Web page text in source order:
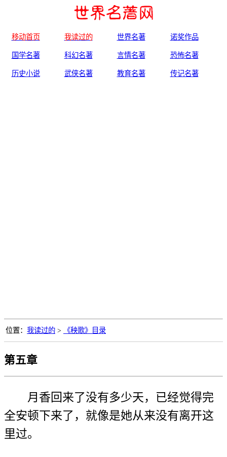
移动首页 我读过的 世界名著 诺奖作品
国学名著 科幻名著 言情名著 恐怖名著
历史小说 武侠名著 教育名著 传记名著
位置： 我读过的 > 《秧歌》目录
第五章
月香回来了没有多少天，已经觉得完
全安顿下来了，就像是她从来没有离开这
里过。